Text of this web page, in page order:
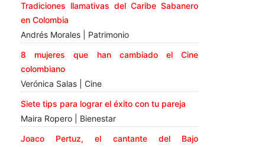
Tradiciones llamativas del Caribe Sabanero
en Colombia
Andrés Morales | Patrimonio
8 mujeres que han cambiado el Cine
colombiano
Verónica Salas | Cine
Siete tips para lograr el éxito con tu pareja
Maira Ropero | Bienestar
Joaco Pertuz, el cantante del Bajo